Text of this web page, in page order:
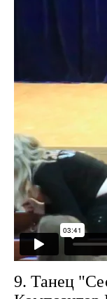
9. Танец